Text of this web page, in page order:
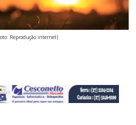
Reprodução internet)